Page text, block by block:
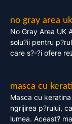
no gray area uk
No Gray Area UK
solu?ii pentru
care s?-?i ofere
masca cu
Masca cu
ngrijirea p?rului,
lumea. Aceast?